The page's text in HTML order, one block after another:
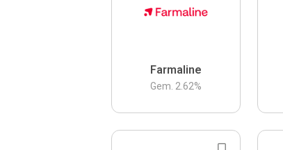
Farmaline
Gem. 2.62%